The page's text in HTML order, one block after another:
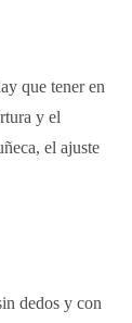
que tener en
y el
el ajuste
dedos y con